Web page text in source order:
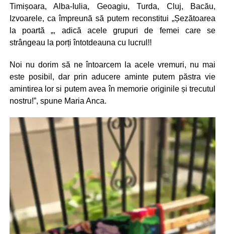
Timișoara, Alba-Iulia, Geoagiu, Turda, Cluj, Bacău,
Izvoarele, ca împreună să putem reconstitui „Șezătoarea
la poartă „, adică acele grupuri de femei care se
strângeau la porți întotdeauna cu lucrul!!
Noi nu dorim să ne întoarcem la acele vremuri, nu mai
este posibil, dar prin aducere aminte putem păstra vie
amintirea lor si putem avea în memorie originile și trecutul
nostru!”, spune Maria Anca.